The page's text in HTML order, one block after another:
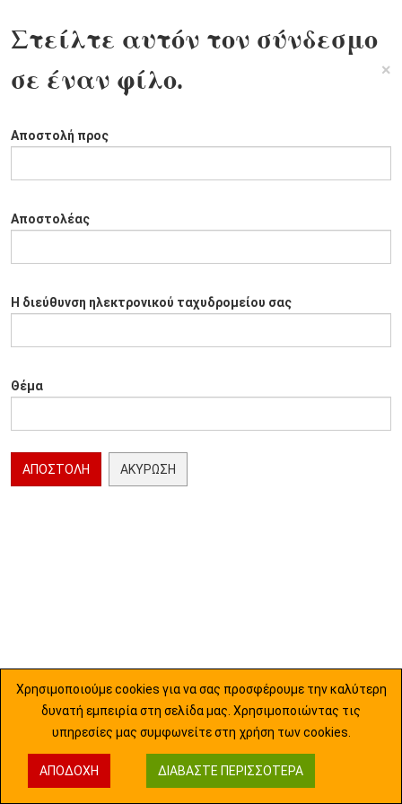
Στείλτε αυτόν τον σύνδεσμο
σε έναν φίλο.
×
Αποστολή προς
Αποστολέας
Η διεύθυνση ηλεκτρονικού ταχυδρομείου σας
Θέμα
ΑΠΟΣΤΟΛΉ ΑΚΎΡΩΣΗ
Χρησιμοποιούμε cookies για να σας προσφέρουμε την καλύτερη
δυνατή εμπειρία στη σελίδα μας. Χρησιμοποιώντας τις
υπηρεσίες μας συμφωνείτε στη χρήση των cookies.
ΑΠΟΔΟΧΉ ΔΙΑΒΆΣΤΕ ΠΕΡΙΣΣΌΤΕΡΑ